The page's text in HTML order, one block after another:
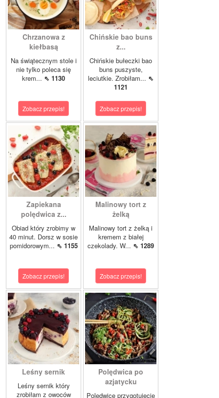
Chrzanowa z
kiełbasą
Na świątecznym stole i
nie tylko poleca się
krem... ⇖ 1130
Zobacz przepis!
Chińskie bao buns
z...
Chińskie bułeczki bao
buns puszyste,
leciutkie. Zrobiłam... ⇖
1121
Zobacz przepis!
Zapiekana
polędwica z...
Obiad który zrobimy w
40 minut. Dorsz w sosie
pomidorowym... ⇖ 1155
Zobacz przepis!
Malinowy tort z
żelką
Malinowy tort z żelką i
kremem z białej
czekolady. W... ⇖ 1289
Zobacz przepis!
Leśny sernik
Leśny sernik który
zrobiłam z owoców
Polędwica po
azjatycku
Polędwicę przygotujecie